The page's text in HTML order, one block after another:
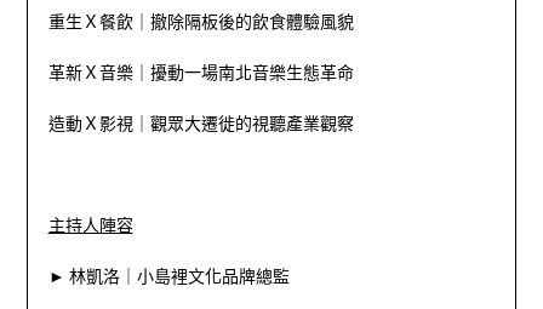
重生Ｘ餐飲​​｜撤除隔板後的飲食體驗風貌
革新Ｘ音樂｜擾動一場南北音樂生態革命
造動Ｘ影視｜觀眾大遷徙的視聽產業觀察
主持人陣容
► 林凱洛｜小島裡文化品牌總監